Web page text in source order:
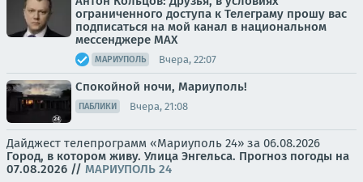
ограниченного доступа к Телеграму прошу вас
подписаться на мой канал в национальном
мессенджере МАХ
МАРИУПОЛЬ Вчера, 22:07
Спокойной ночи, Мариуполь!
ПАБЛИКИ Вчера, 21:08
Дайджест телепрограмм «Мариуполь 24» за 06.08.2026
Город, в котором живу. Улица Энгельса. Прогноз погоды на
07.08.2026 // МАРИУПОЛЬ 24